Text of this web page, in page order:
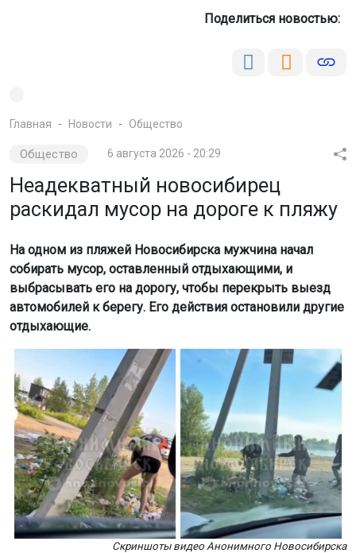
Поделиться новостью:
Главная Новости Общество
Общество 6 августа 2026 - 20:29
Неадекватный новосибирец
раскидал мусор на дороге к пляжу
На одном из пляжей Новосибирска мужчина начал
собирать мусор, оставленный отдыхающими, и
выбрасывать его на дорогу, чтобы перекрыть выезд
автомобилей к берегу. Его действия остановили другие
отдыхающие.
Скриншоты видео Анонимного Новосибирска